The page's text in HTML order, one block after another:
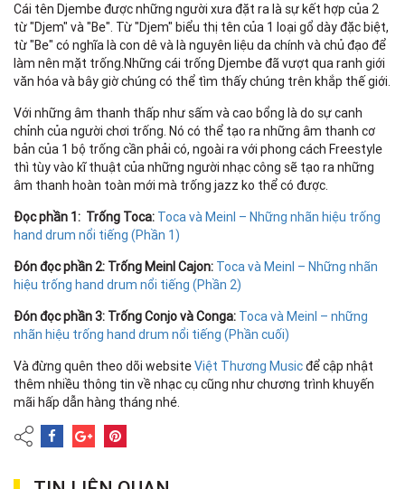
Cái tên Djembe được những người xưa đặt ra là sự kết hợp của 2
từ "Djem" và "Be". Từ "Djem" biểu thị tên của 1 loại gổ dày đặc biệt,
từ "Be" có nghĩa là con dê và là nguyên liệu da chính và chủ đạo để
làm nên mặt trống.Những cái trống Djembe đã vượt qua ranh giới
văn hóa và bây giờ chúng có thể tìm thấy chúng trên khắp thế giới.
Với những âm thanh thấp như sấm và cao bổng là do sự canh
chỉnh của người chơi trống. Nó có thể tạo ra những âm thanh cơ
bản của 1 bộ trống cần phải có, ngoài ra với phong cách Freestyle
thì tùy vào kĩ thuật của những người nhạc công sẽ tạo ra những
âm thanh hoàn toàn mới mà trống jazz ko thể có được.
Đọc phần 1: Trống Toca: Toca và Meinl – Những nhãn hiệu trống
hand drum nổi tiếng (Phần 1)
Đón đọc phần 2: Trống Meinl Cajon: Toca và Meinl – Những nhãn
hiệu trống hand drum nổi tiếng (Phần 2)
Đón đọc phần 3: Trống Conjo và Conga: Toca và Meinl – những
nhãn hiệu trống hand drum nổi tiếng (Phần cuối)
Và đừng quên theo dõi websiteViệt Thương Musicđể cập nhật
thêm nhiều thông tin về nhạc cụ cũng như chương trình khuyến
mãi hấp dẫn hàng tháng nhé.